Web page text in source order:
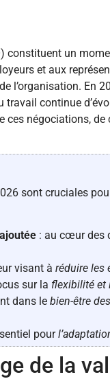
un
et aux
l’organisation. En
continue
négociations,
sont cruciales
: au cœur des
visant à réduire les
sur la flexibilité et
dans le bien-être
pour
de la